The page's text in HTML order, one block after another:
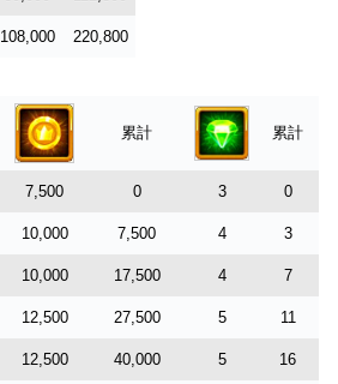
108,000 220,800
累計 累計
7,500 0 3 0
10,000 7,500 4 3
10,000 17,500 4 7
12,500 27,500 5 11
12,500 40,000 5 16